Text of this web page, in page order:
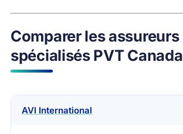
Comparer les assureurs
spécialisés PVT Canada
Assureur Plafond frais médicaux
AVI International